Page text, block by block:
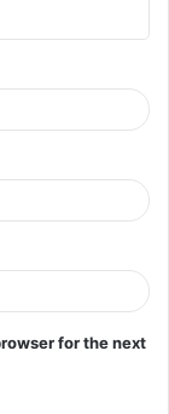
for the next